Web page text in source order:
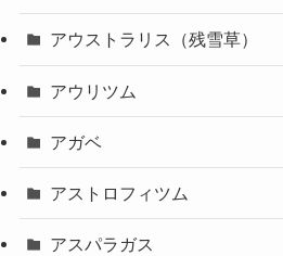
アウストラリス（残雪草）
アウリツム
アガベ
アストロフィツム
アスパラガス